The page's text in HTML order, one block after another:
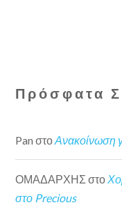
Πρόσφατα
Pan στοΑνακοίνωση
ΟΜΑΔΑΡΧΗΣ στο
στο Precious